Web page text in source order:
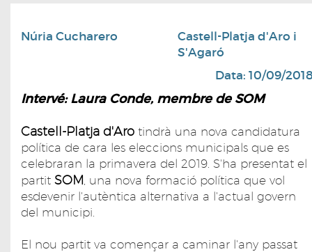
Núria Cucharero
Castell-Platja d'Aro i
S'Agaró
Data: 10/09/
Intervé: Laura Conde, membre de SOM
Castell-Platja d'Aro tindrà una nova candidatura
política de cara les eleccions municipals que es
celebraran la primavera del 2019. S'ha presentat el
partit SOM, una nova formació política que vol
esdevenir l'autèntica alternativa a l'actual govern
del municipi.
El nou partit va començar a caminar l'any passat